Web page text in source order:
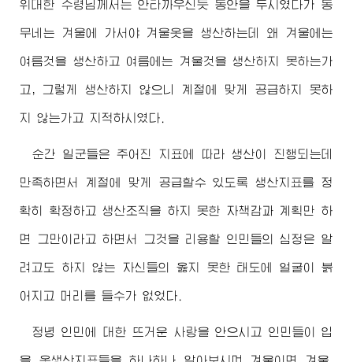
위대한 수령님께서 는 안타까우신듯 동안을 두시였다가 동
무네는 겨울에 가서야 겨울옷을 생산하는데 왜 겨울에는
여름것을 생산하고 여름에는 겨울것을 생산하지 못하는가
고, 그렇게 생산하지 않으니 계절에 맞게 공급하지 못하
지 않는가고 지적하시였다.
순간 일군들은 주어진 지표에 따라 생산이 진행되는데
만족하면서 계절에 맞게 공급할수 있도록 생산지표를 정
확히 확정하고 생산조직을 하지 못한 자책감과 계획만 하
면 그만이라고 하면서 그것을 리용할 인민들의 심정은 알
려고도 하지 않는 자신들의 옳지 못한 태도에 얼굴이 붉
어지고 머리를 들수가 없었다.
정녕 인민에 대한 뜨거운 사랑을 안으시고 인민들이 입